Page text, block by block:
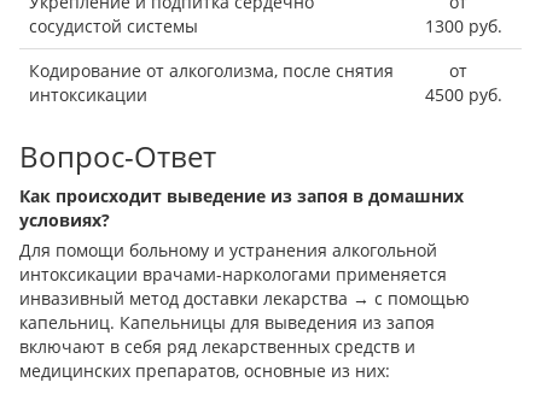
сосудистой системы
1300 руб.
Кодирование от алкоголизма, после снятия
интоксикации
от
4500 руб.
Вопрос-Ответ
Как происходит выведение из запоя в домашних
условиях?
Для помощи больному и устранения алкогольной
интоксикации врачами-наркологами применяется
инвазивный метод доставки лекарства → с помощью
капельниц. Капельницы для выведения из запоя
включают в себя ряд лекарственных средств и
медицинских препаратов, основные из них: